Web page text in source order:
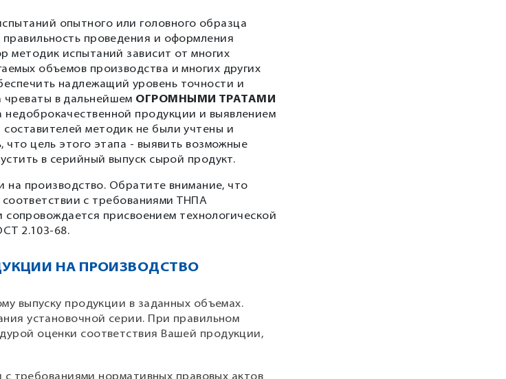
опытного или головного образца
проведения и оформления
методик испытаний зависит от многих
объемов производства и многих других
надлежащий уровень точности и
в дальнейшем ОГРОМНЫМИ ТРАТАМИ
недоброкачественной продукции и выявлением
методик не были учтены и
цель этого этапа - выявить возможные
в серийный выпуск сырой продукт.
на производство. Обратите внимание, что
с требованиями ТНПА
присвоением технологической
2.103-68.
НА ПРОИЗВОДСТВО
выпуску продукции в заданных объемах.
установочной серии. При правильном
оценки соответствия Вашей продукции,